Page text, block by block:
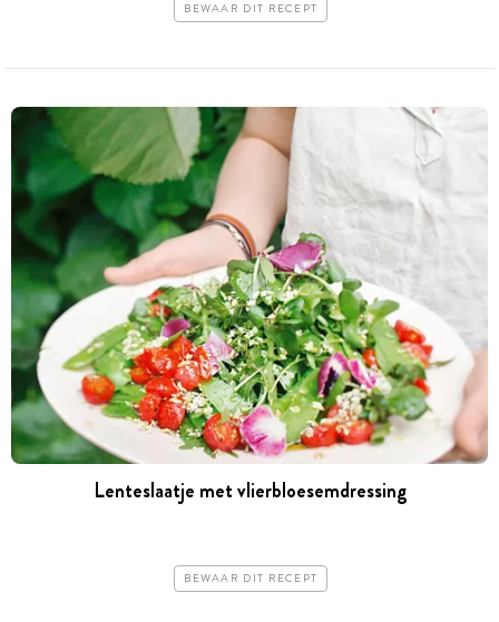
BEWAAR DIT RECEPT
Lenteslaatje met vlierbloesemdressing
BEWAAR DIT RECEPT